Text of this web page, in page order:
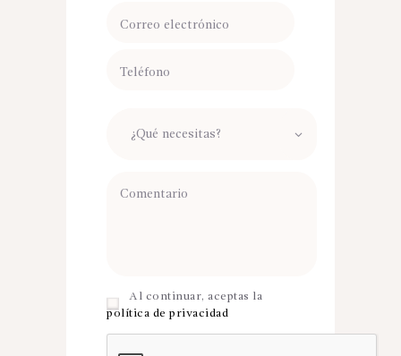
Al continuar, aceptas la
política de privacidad